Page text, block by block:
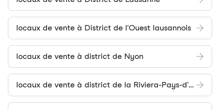
locaux de vente à District de l'Ouest lausannois
locaux de vente à district de Nyon
locaux de vente à district de la Riviera-Pays-d'Enhaut